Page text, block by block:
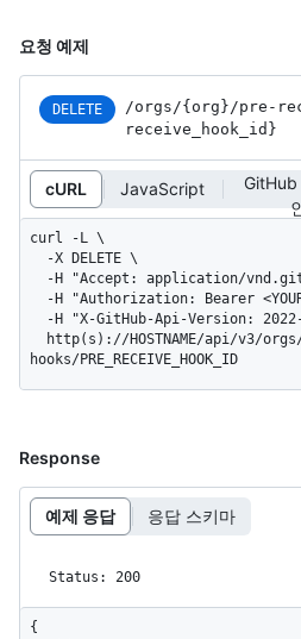
요청 예제
DELETE /orgs /{org} /pre-
receive_
hook_ id}
cURL JavaScript
GitHub
curl -L \
hooks/PRE_RECEIVE_HOOK_ID
Response
예제 응답 응답 스키마
Status: 200
{